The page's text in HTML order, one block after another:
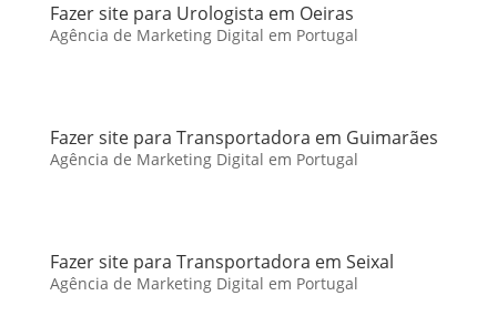
Fazer site para Urologista em Oeiras
Agência de Marketing Digital em Portugal
Fazer site para Transportadora em Guimarães
Agência de Marketing Digital em Portugal
Fazer site para Transportadora em Seixal
Agência de Marketing Digital em Portugal